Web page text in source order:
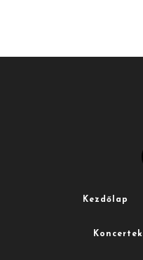
Kezdőlap
Koncertek